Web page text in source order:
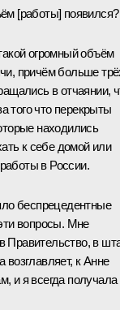
[работы] появился?
огромный объём
причём больше
в отчаянии,
того что перекрыты
находились
к себе домой или
в России.
беспрецедентные
вопросы. Мне
Правительство, в
возглавляет, кАнне
и я всегда получала